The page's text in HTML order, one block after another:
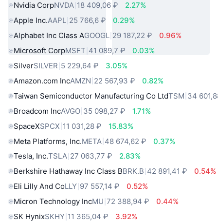
Nvidia CorpNVDA 18 409,06 ₽
2.27%
Apple Inc.AAPL 25 766,6 ₽
0.29%
Alphabet Inc Class AGOOGL 29 187,22 ₽
0.96%
Microsoft CorpMSFT 41 089,7 ₽
0.03%
SilverSILVER 5 229,64 ₽
3.05%
Amazon.com IncAMZN 22 567,93 ₽
0.82%
Taiwan Semiconductor Manufacturing Co LtdTSM 34
Broadcom IncAVGO 35 098,27 ₽
1.71%
SpaceXSPCX 11 031,28 ₽
15.83%
Meta Platforms, Inc.META 48 674,62 ₽
0.37%
Tesla, Inc.TSLA 27 063,77 ₽
2.83%
Berkshire Hathaway Inc Class BBRK.B 42 891,41 ₽
0.54%
Eli Lilly And CoLLY 97 557,14 ₽
0.52%
Micron Technology IncMU 72 388,94 ₽
0.44%
SK HynixSKHY 11 365,04 ₽
3.92%